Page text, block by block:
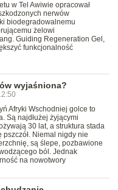
w Tel Awiwie opracował
nerwów
biodegradowalnemu
żelowi
Guiding Regeneration Gel,
funkcjonalność
wyjaśniona?
Afryki Wschodniej golce to
Są najdłużej żyjącymi
30 lat, a struktura stada
Niemal nigdy nie
są ślepe, pozbawione
ból. Jednak
na nowotwory